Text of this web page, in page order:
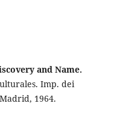
and Name.
Imp. dei
1964.